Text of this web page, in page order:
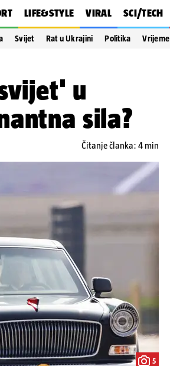
LIFE&STYLE VIRAL SCI/TECH
Svijet Rat u Ukrajini Politika Vrijeme
u
sila?
Čitanje članka: 4 min
5